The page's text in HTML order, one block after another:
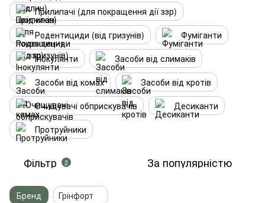
Прилипачі (для покращення дії ззр)
Родентициди (від гризунів)
Фуміганти
Інокулянти
Засоби від слимаків
Засоби від комах
Засоби від кротів
Очищувачі обприскувачів
Десиканти
Протруйники
Фільтр 2 За популярністю
Бренд
Грінфорт